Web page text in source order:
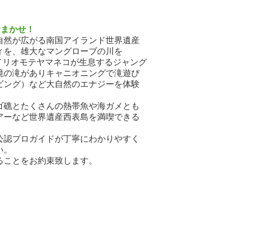
かせ！
が広がる南国アイランド世界遺産
、雄大なマングローブの川を
オモテヤマネコが生息するジャング
滝がありキャニオニングで滝遊び
グ）など大自然のエナジーを体験
とたくさんの熱帯魚や海ガメとも
など世界遺産西表島を満喫できる
プロガイドが丁寧にわかりやすく
とをお約束致します。